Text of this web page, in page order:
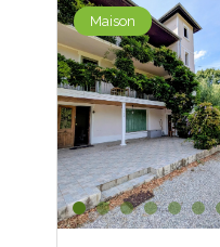
Maison